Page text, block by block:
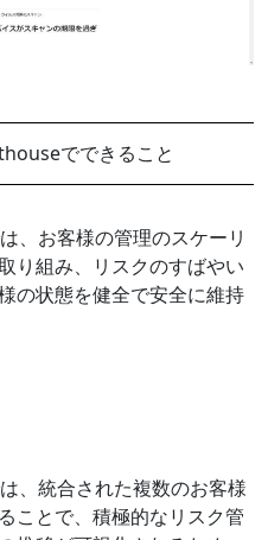
でできること
お客様の管理のスケーリ
り組み、リスクのすばやい
の状態を健全で安全に維持
、統合された複数のお客様
ことで、積極的なリスク管